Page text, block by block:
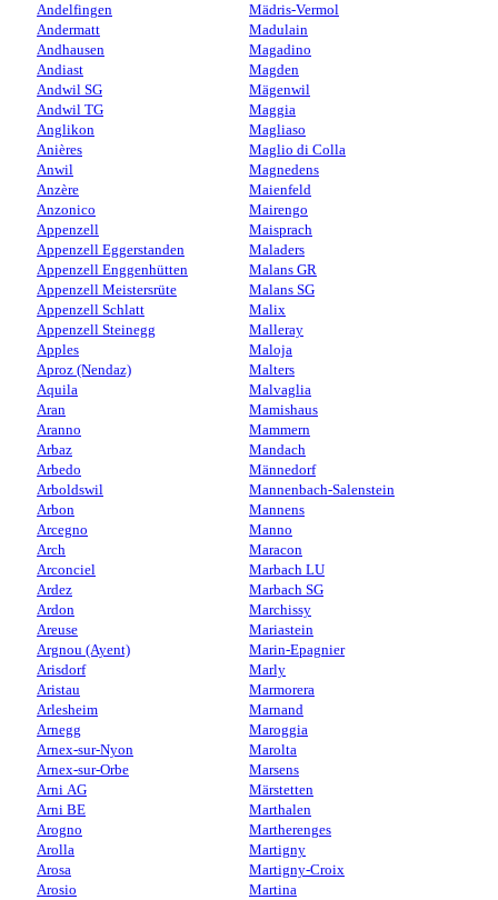
Andelfingen
Andermatt
Andhausen
Andiast
Andwil SG
Andwil TG
Anglikon
Anières
Anwil
Anzère
Anzonico
Appenzell
Appenzell Eggerstanden
Appenzell Enggenhütten
Appenzell Meistersrüte
Appenzell Schlatt
Appenzell Steinegg
Apples
Aproz (Nendaz)
Aquila
Aran
Aranno
Arbaz
Arbedo
Arboldswil
Arbon
Arcegno
Arch
Arconciel
Ardez
Ardon
Areuse
Argnou (Ayent)
Arisdorf
Aristau
Arlesheim
Arnegg
Arnex-sur-Nyon
Arnex-sur-Orbe
Arni AG
Arni BE
Arogno
Arolla
Arosa
Arosio
Mädris-Vermol
Madulain
Magadino
Magden
Mägenwil
Maggia
Magliaso
Maglio di Colla
Magnedens
Maienfeld
Mairengo
Maisprach
Maladers
Malans GR
Malans SG
Malix
Malleray
Maloja
Malters
Malvaglia
Mamishaus
Mammern
Mandach
Männedorf
Mannenbach-Salenstein
Mannens
Manno
Maracon
Marbach LU
Marbach SG
Marchissy
Mariastein
Marin-Epagnier
Marly
Marmorera
Marnand
Maroggia
Marolta
Marsens
Märstetten
Marthalen
Martherenges
Martigny
Martigny-Croix
Martina